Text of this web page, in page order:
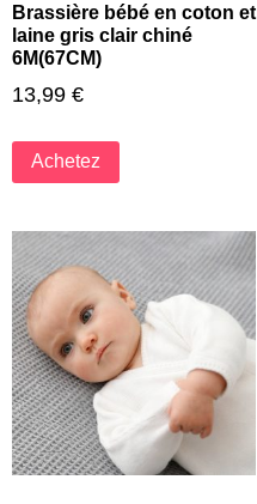
Brassière bébé en coton et
laine gris clair chiné
6M(67CM)
13,99 €
Achetez